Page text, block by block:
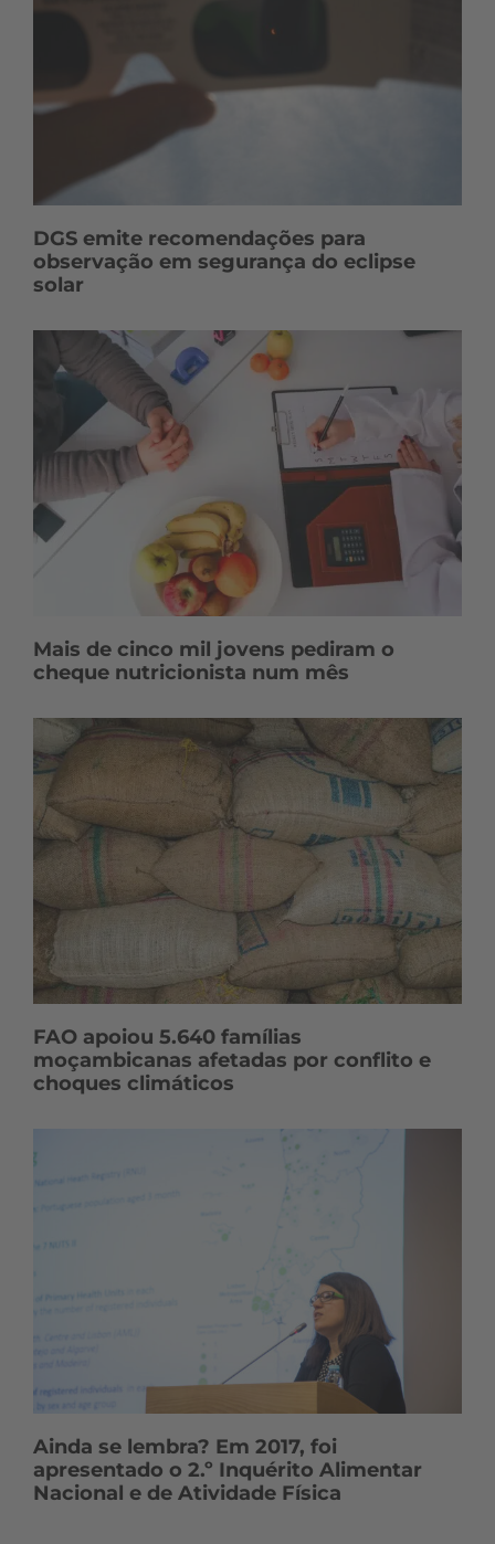
DGS emite recomendações para
observação em segurança do eclipse
solar
Mais de cinco mil jovens pediram o
cheque nutricionista num mês
FAO apoiou 5.640 famílias
moçambicanas afetadas por conflito e
choques climáticos
Ainda se lembra? Em 2017, foi
apresentado o 2.º Inquérito Alimentar
Nacional e de Atividade Física